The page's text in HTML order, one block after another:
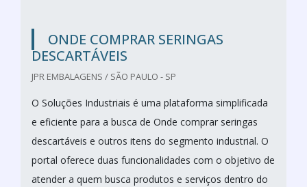
ONDE COMPRAR SERINGAS
DESCARTÁVEIS
JPR EMBALAGENS / SÃO PAULO - SP
O Soluções Industriais é uma plataforma simplificada
e eficiente para a busca de Onde comprar seringas
descartáveis e outros itens do segmento industrial. O
portal oferece duas funcionalidades com o objetivo de
atender a quem busca produtos e serviços dentro do